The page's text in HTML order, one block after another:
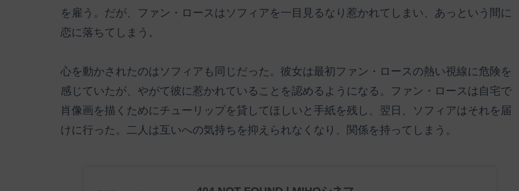
を雇う。だが、ファン・ロースはソフィアを一目見るなり惹かれてしまい、あっという間に
恋に落ちてしまう。
心を動かされたのはソフィアも同じだった。彼女は最初ファン・ロースの熱い視線に危険を
感じていたが、やがて彼に惹かれていることを認めるようになる。ファン・ロースは自宅で
肖像画を描くためにチューリップを貸してほしいと手紙を残し、翌日、ソフィアはそれを届
けに行った。二人は互いへの気持ちを抑えられなくなり、関係を持ってしまう。